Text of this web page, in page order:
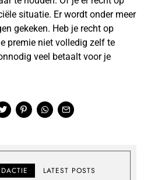
situatie. Er wordt onder meer
gekeken. Heb je recht op
premie niet volledig zelf te
veel betaalt voor je
LATEST POSTS